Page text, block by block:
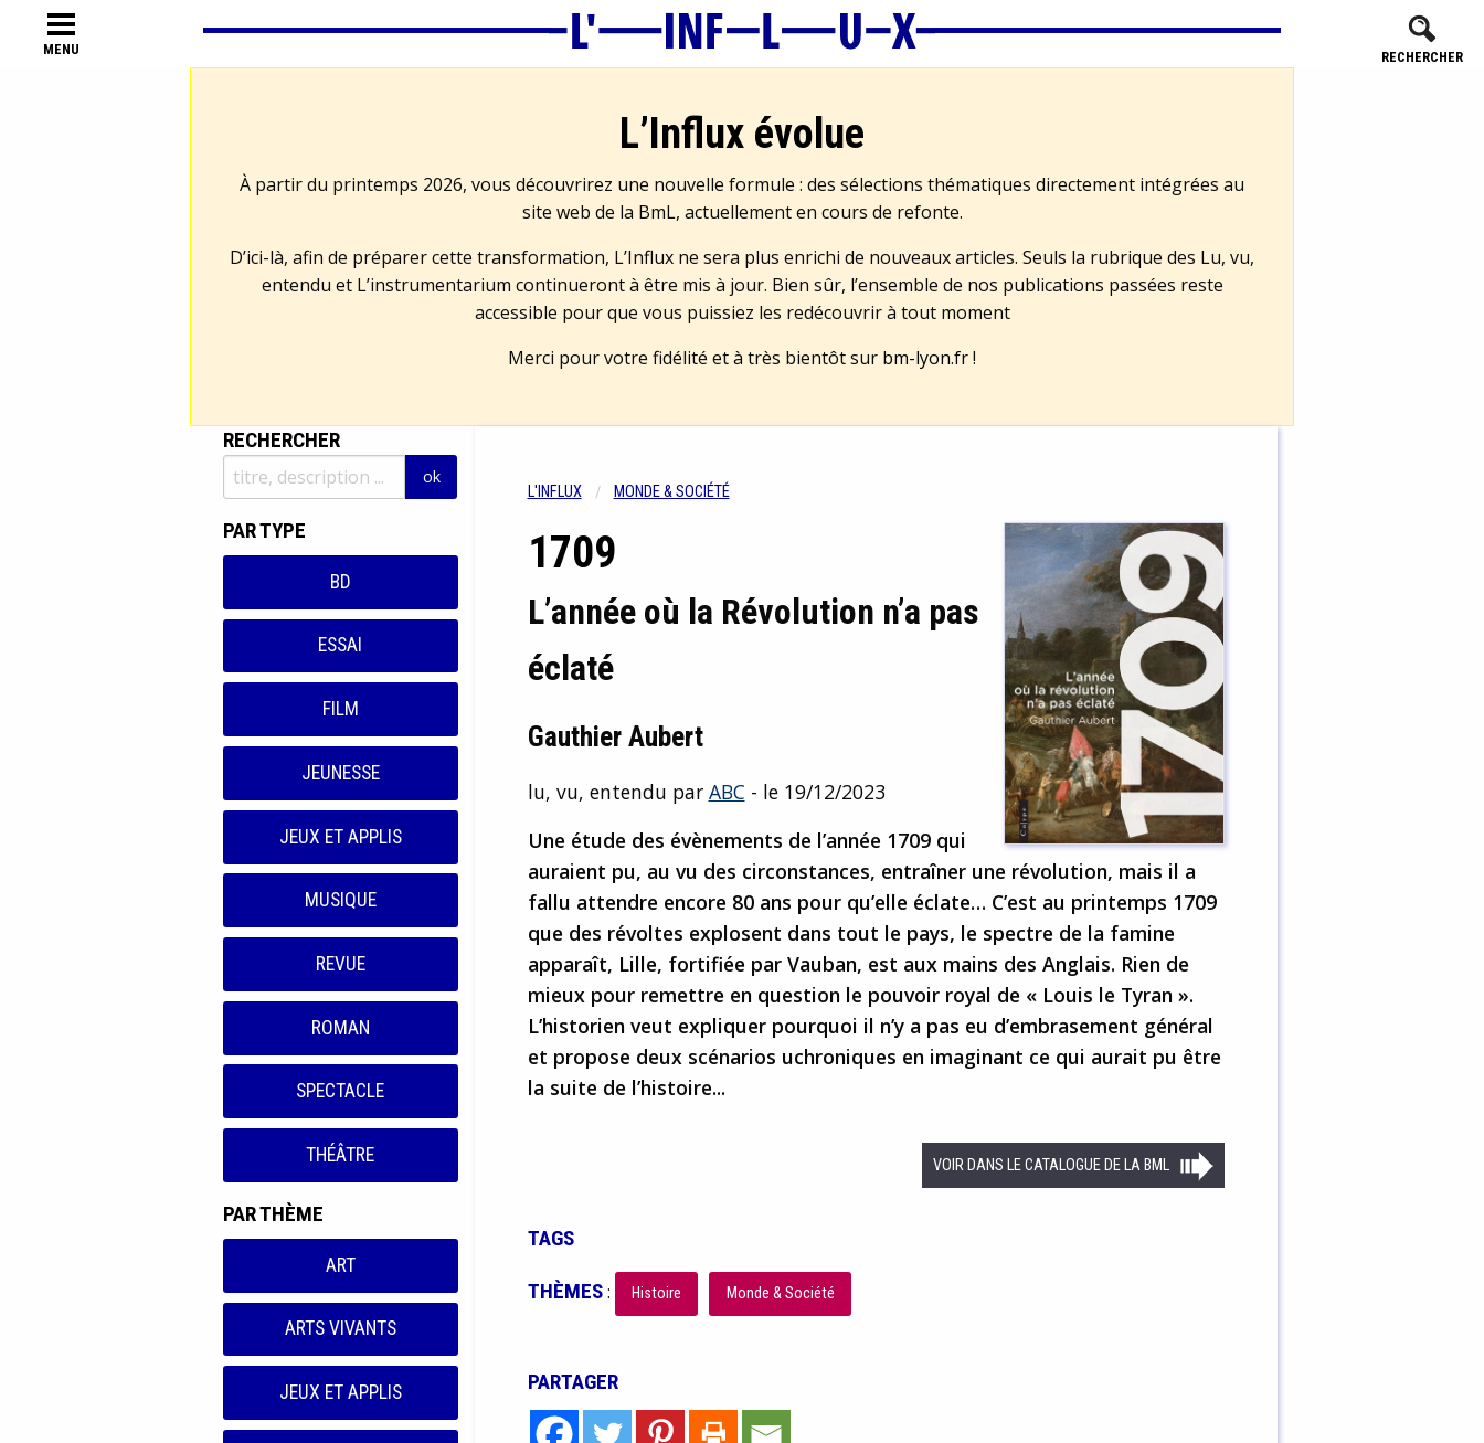
MENU RECHERCHER
L’Influx évolue
À partir du printemps 2026, vous découvrirez une nouvelle formule : des sélections thématiques directement intégrées au
site web de la BmL, actuellement en cours de refonte.
D’ici-là, afin de préparer cette transformation, L’Influx ne sera plus enrichi de nouveaux articles. Seuls la rubrique des Lu, vu,
entendu et L’instrumentarium continueront à être mis à jour. Bien sûr, l’ensemble de nos publications passées reste
accessible pour que vous puissiez les redécouvrir à tout moment
Merci pour votre fidélité et à très bientôt sur bm-lyon.fr!
RECHERCHER
PAR TYPE
BD
ESSAI
FILM
JEUNESSE
JEUX ET APPLIS
MUSIQUE
REVUE
ROMAN
SPECTACLE
THÉÂTRE
PAR THÈME
ART
ARTS VIVANTS
JEUX ET APPLIS
L'INFLUX MONDE & SOCIÉTÉ
1709
L’année où la Révolution n’a pas
éclaté
Gauthier Aubert
lu, vu, entendu par ABC - le 19/12/2023
Une étude des évènements de l’année 1709 qui
auraient pu, au vu des circonstances, entraîner une révolution, mais il a
fallu attendre encore 80 ans pour qu’elle éclate… C’est au printemps 1709
que des révoltes explosent dans tout le pays, le spectre de la famine
apparaît, Lille, fortifiée par Vauban, est aux mains des Anglais. Rien de
mieux pour remettre en question le pouvoir royal de « Louis le Tyran ».
L’historien veut expliquer pourquoi il n’y a pas eu d’embrasement général
et propose deux scénarios uchroniques en imaginant ce qui aurait pu être
la suite de l’histoire...
VOIR DANS LE CATALOGUE DE LA BML
TAGS
THÈMES: Histoire Monde & Société
PARTAGER